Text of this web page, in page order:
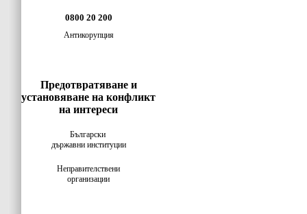
0800 20 200
Антикорупция
Предотвратяване и
установяване на конфликт
на интереси
Български
държавни институции
Неправителствени
организации